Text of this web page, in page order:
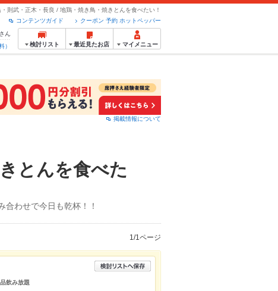
・則武・正木・長良 / 地鶏・焼き鳥・焼きとんを食べたい！
クーポン 予約 ホットペッパー
コンテンツガイド
さん
）
検討リスト 最近見たお店 マイメニュー
掲載情報について
とんを食べた
合わせで今日も乾杯！！
1/1ページ
飲み放題